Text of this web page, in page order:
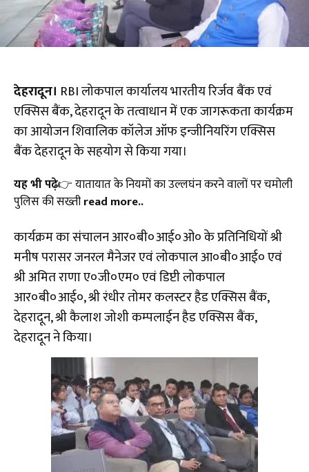
देहरादून। RBI लोकपाल कार्यालय भारतीय रिर्जव बैंक एवं
एक्सिस बैंक, देहरादून के तत्वाधान में एक जागरूकता कार्यक्रम
का आयोजन शिवालिक कॉलेज ऑफ इन्जीनियरिंग एक्सिस
बैंक देहरादून के सहयोग से किया गया।
यह भी पढ़े👉यातायात के नियमों का उल्लघंन करने वालों पर चमोली
पुलिस की सख्तीread more..
कार्यक्रम का संचालन आर०बी०आई०ओ० के प्रतिनिधियों श्री
मनीष परासर जनरल मैनेजर एवं लोकपाल आ०बी०आई० एवं
श्री अमित राणा ए०जी०एम० एवं डिप्टी लोकपाल
आर०बी०आई०, श्री रंधीर तोमर कलस्टर हैड एक्सिस बैंक,
देहरादून, श्री कैलाश जोशी कम्पलाईन हैड एक्सिस बैंक,
देहरादून ने किया।